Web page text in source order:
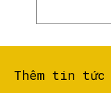
Thêm tin